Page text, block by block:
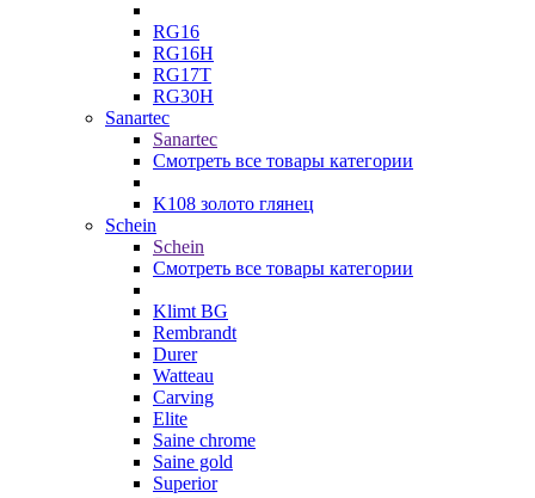
RG16
RG16H
RG17T
RG30H
Sanartec
Sanartec
Смотреть все товары категории
K108 золото глянец
Schein
Schein
Смотреть все товары категории
Klimt BG
Rembrandt
Durer
Watteau
Carving
Elite
Saine chrome
Saine gold
Superior